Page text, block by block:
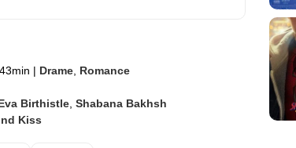
| Drame, Romance
Birthistle, Shabana Bakhsh
Kiss